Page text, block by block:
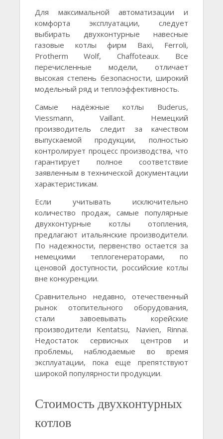
Для максимальной автоматизации и
комфорта эксплуатации, следует
выбирать двухконтурные навесные
газовые котлы фирм Baxi, Ferroli,
Protherm Wolf, Chaffoteaux. Все
перечисленные модели, отличает
высокая степень безопасности, широкий
модельный ряд и теплоэффективность.
Самые надёжные котлы Buderus,
Viessmann, Vaillant. Немецкий
производитель следит за качеством
выпускаемой продукции, полностью
контролирует процесс производства, что
гарантирует полное соответствие
заявленным в технической документации
характеристикам.
Если учитывать исключительно
количество продаж, самые популярные
двухконтурные котлы отопления,
предлагают итальянские производители.
По надежности, первенство остается за
немецкими теплогенераторами, по
ценовой доступности, российские котлы
вне конкуренции.
Сравнительно недавно, отечественный
рынок отопительного оборудования,
стали завоевывать корейские
производители Kentatsu, Navien, Rinnai.
Недостаток сервисных центров и
проблемы, наблюдаемые во время
эксплуатации, пока еще препятствуют
широкой популярности продукции.
Стоимость двухконтурных
котлов